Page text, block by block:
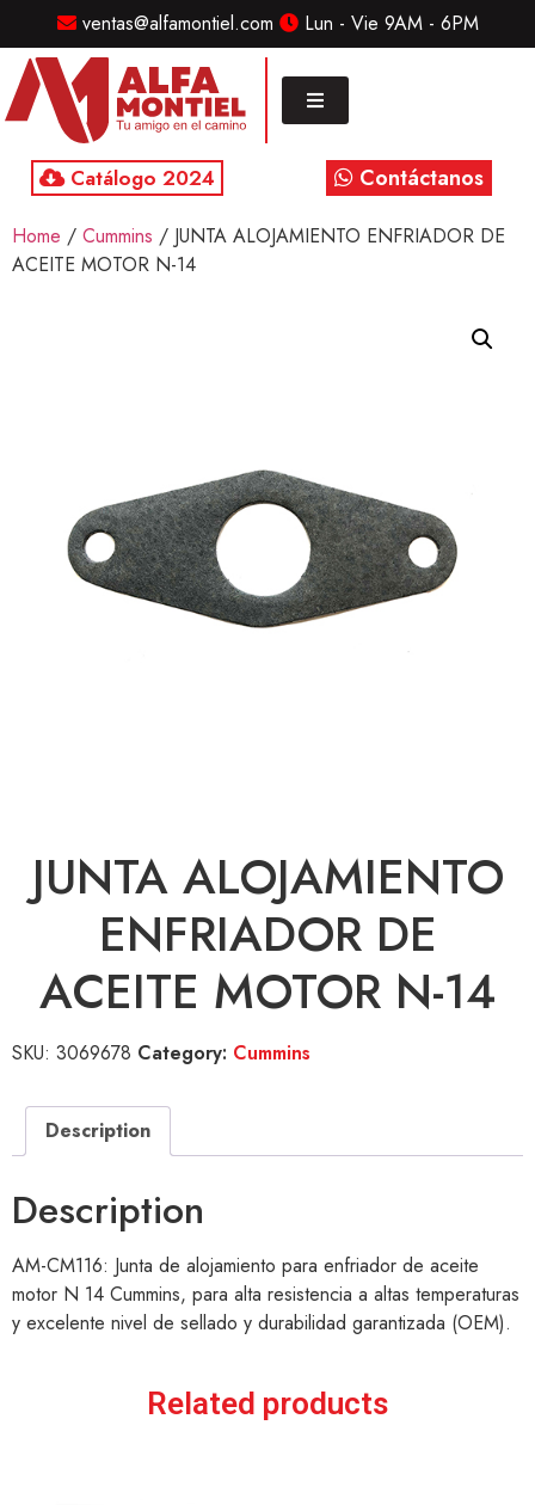
ventas@alfamontiel.com Lun - Vie 9AM - 6PM
Catálogo 2024 Contáctanos
MENU
Home
Marcas
Refaccionarias
Diesel
ventas@alfamontiel.com
Home / Cummins / JUNTA ALOJAMIENTO ENFRIADOR DE
ACEITE MOTOR N-14
JUNTA ALOJAMIENTO
ENFRIADOR DE
ACEITE MOTOR N-14
SKU: 3069678 Category: Cummins
Description
Description
AM-CM116: Junta de alojamiento para enfriador de aceite
motor N 14 Cummins, para alta resistencia a altas temperaturas
y excelente nivel de sellado y durabilidad garantizada (OEM).
Related products